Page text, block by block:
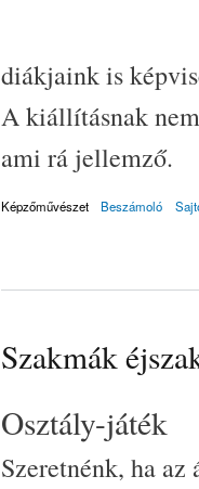
diákjaink is
A kiállításnak
ami rá jellemző.
Képzőművészet Beszámoló
Szakmák
Osztály-játék
Szeretnénk, ha